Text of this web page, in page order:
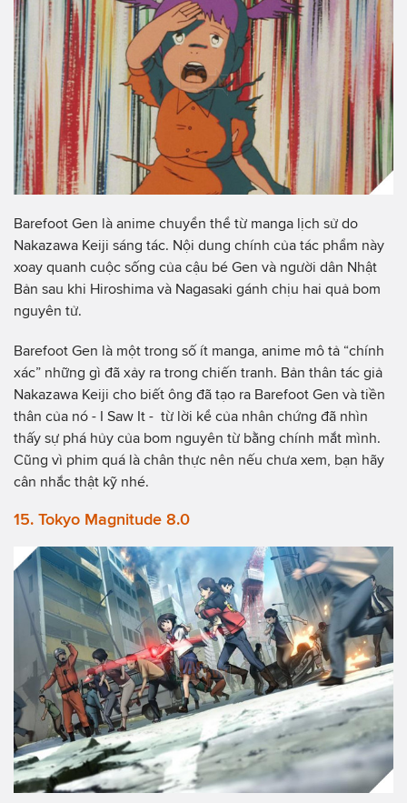
Barefoot Gen là anime chuyển thể từ manga lịch sử do
Nakazawa Keiji sáng tác. Nội dung chính của tác phẩm này
xoay quanh cuộc sống của cậu bé Gen và người dân Nhật
Bản sau khi Hiroshima và Nagasaki gánh chịu hai quả bom
nguyên tử.
Barefoot Gen là một trong số ít manga, anime mô tả “chính
xác” những gì đã xảy ra trong chiến tranh. Bản thân tác giả
Nakazawa Keiji cho biết ông đã tạo ra Barefoot Gen và tiền
thân của nó - I Saw It - từ lời kể của nhân chứng đã nhìn
thấy sự phá hủy của bom nguyên từ bằng chính mắt mình.
Cũng vì phim quá là chân thực nên nếu chưa xem, bạn hãy
cân nhắc thật kỹ nhé.
15. Tokyo Magnitude 8.0